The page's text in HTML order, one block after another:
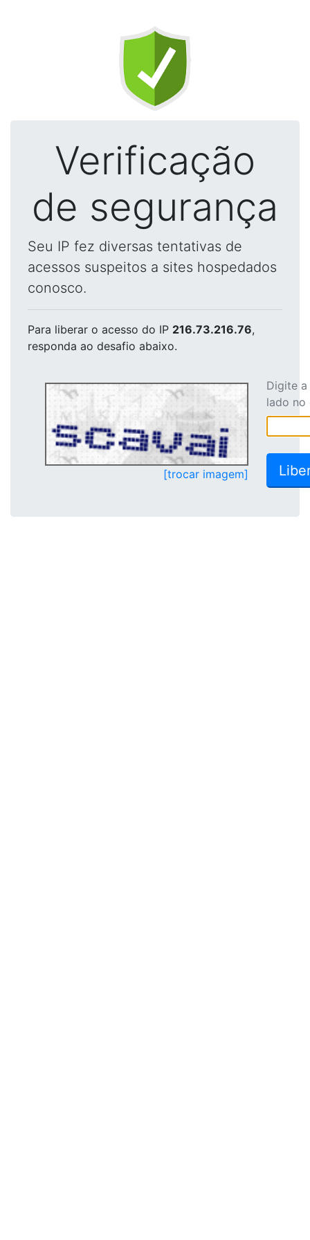
Verificação
de segurança
Seu IP fez diversas tentativas de
acessos suspeitos a sites hospedados
conosco.
Para liberar o acesso do IP 216.73.216.76,
responda ao desafio abaixo.
[trocar imagem]
Digite
lado no